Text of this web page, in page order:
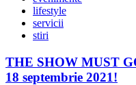
lifestyle
servicii
stiri
THE SHOW MUST
18 septembrie 2021!